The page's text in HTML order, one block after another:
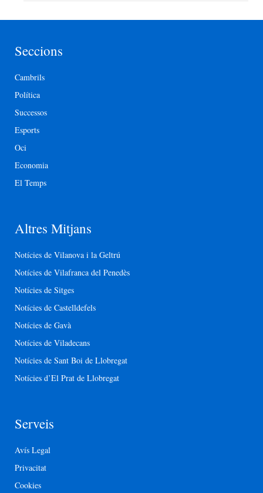
Seccions
Cambrils
Política
Successos
Esports
Oci
Economia
El Temps
Altres Mitjans
Notícies de Vilanova i la Geltrú
Notícies de Vilafranca del Penedès
Notícies de Sitges
Notícies de Castelldefels
Notícies de Gavà
Notícies de Viladecans
Notícies de Sant Boi de Llobregat
Notícies d’El Prat de Llobregat
Serveis
Avís Legal
Privacitat
Cookies